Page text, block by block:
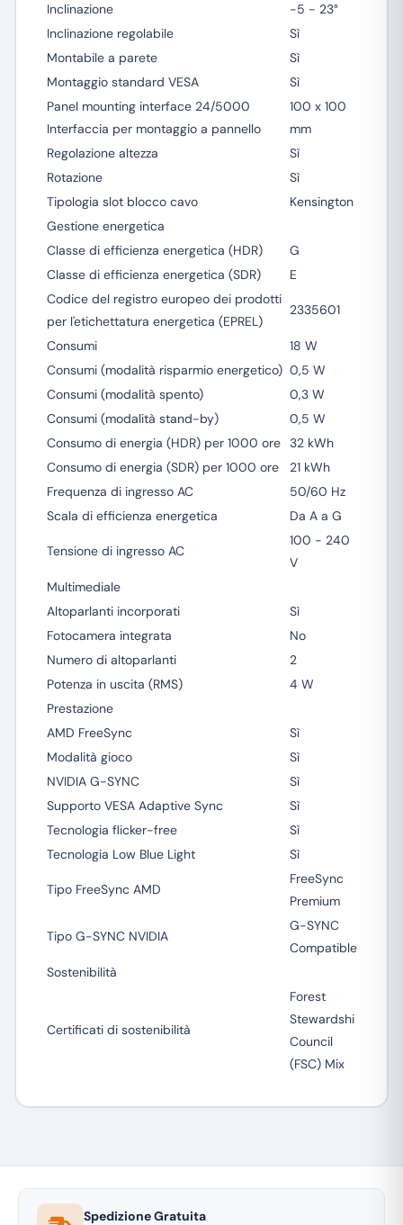
Inclinazione
-5 - 23°
Inclinazione regolabile
Sì
Montabile a parete
Sì
Montaggio standard VESA
Sì
Panel mounting interface 24/5000
Interfaccia per montaggio a pannello
100 x 100
mm
Regolazione altezza
Sì
Rotazione
Sì
Tipologia slot blocco cavo
Kensington
Gestione energetica
Classe di efficienza energetica (HDR)
G
Classe di efficienza energetica (SDR)
E
Codice del registro europeo dei prodotti
per l'etichettatura energetica (EPREL)
2335601
Consumi
18 W
Consumi (modalità risparmio energetico) 0,5 W
Consumi (modalità spento)
0,3 W
Consumi (modalità stand-by)
0,5 W
Consumo di energia (HDR) per 1000 ore 32 kWh
Consumo di energia (SDR) per 1000 ore
21 kWh
Frequenza di ingresso AC
50/60 Hz
Scala di efficienza energetica
Da A a G
Tensione di ingresso AC
100 - 240
V
Multimediale
Altoparlanti incorporati
Sì
Fotocamera integrata
No
Numero di altoparlanti
2
Potenza in uscita (RMS)
4 W
Prestazione
AMD FreeSync
Sì
Modalità gioco
Sì
NVIDIA G-SYNC
Sì
Supporto VESA Adaptive Sync
Sì
Tecnologia flicker-free
Sì
Tecnologia Low Blue Light
Sì
Tipo FreeSync AMD
FreeSync
Premium
Tipo G-SYNC NVIDIA
G-SYNC
Compatible
Sostenibilità
Certificati di sostenibilità
Forest
Stewardshi
Council
(FSC) Mix
Spedizione Gratuita